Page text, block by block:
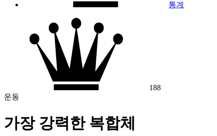
통계
188
운동
가장 강력한 복합체